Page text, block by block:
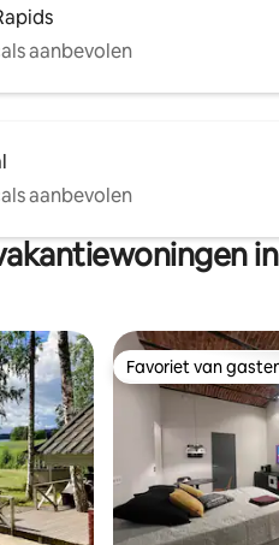
aanbevolen
aanbevolen
Favoriet van
Favoriet van